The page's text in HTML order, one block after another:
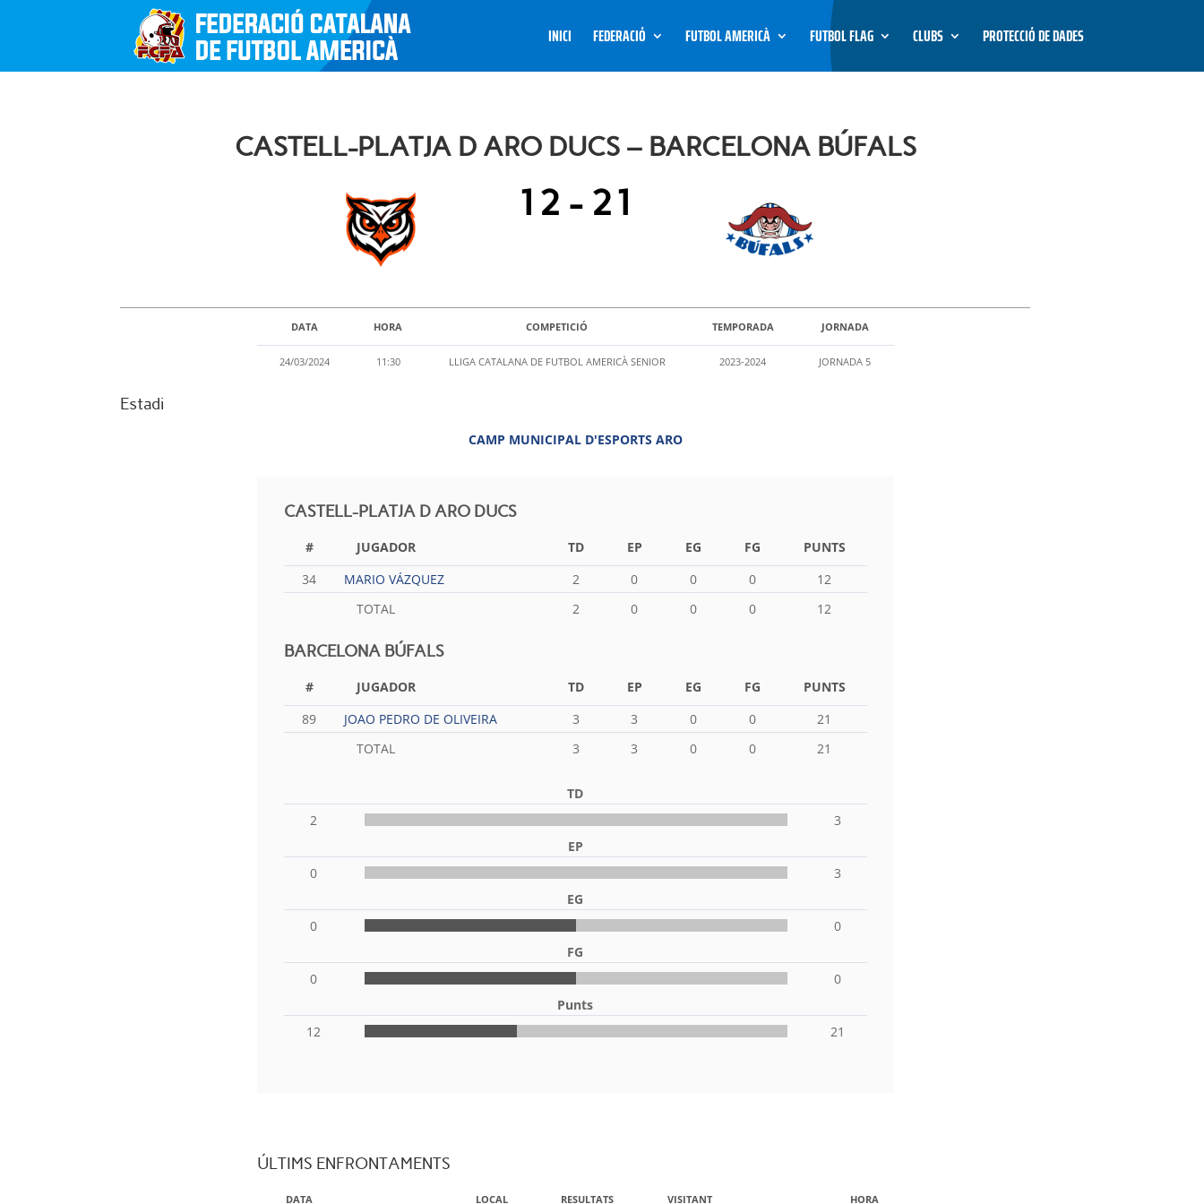
INICI FEDERACIÓ FUTBOL AMERICÀ FUTBOL FLAG CLUBS PROTECCIÓ DE DADES
CASTELL-PLATJA D ARO DUCS – BARCELONA BÚFALS
12 - 21
DATA HORA COMPETICIÓ TEMPORADA JORNADA
24/03/2024 11:30 LLIGA CATALANA DE FUTBOL AMERICÀ SENIOR 2023-2024 JORNADA 5
Estadi
CAMP MUNICIPAL D'ESPORTS ARO
CASTELL-PLATJA D ARO DUCS
# JUGADOR TD EP EG FG
PUNTS
34
MARIO VÁZQUEZ 2 0 0 0
12
TOTAL
2 0 0 0 12
BARCELONA BÚFALS
# JUGADOR TD EP EG FG
PUNTS
89
JOAO PEDRO DE OLIVEIRA 3 3 0 0
21
TOTAL
3 3 0 0 21
TD
2
3
EP
0
3
EG
0
0
FG
0
0
Punts
12
21
ÚLTIMS ENFRONTAMENTS
DATA LOCAL RESULTATS VISITANT HORA